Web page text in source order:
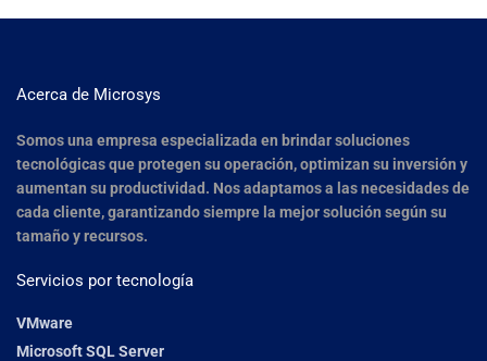
Acerca de Microsys
Somos una empresa especializada en brindar soluciones
tecnológicas que protegen su operación, optimizan su inversión y
aumentan su productividad. Nos adaptamos a las necesidades de
cada cliente, garantizando siempre la mejor solución según su
tamaño y recursos.
Servicios por tecnología
VMware
Microsoft SQL Server